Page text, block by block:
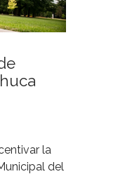
la
del